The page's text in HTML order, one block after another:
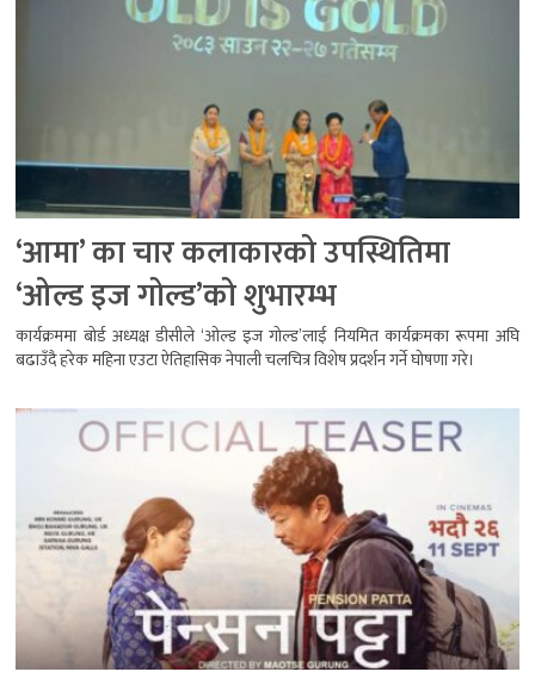
‘आमा’ का चार कलाकारको उपस्थितिमा
‘ओल्ड इज गोल्ड’को शुभारम्भ
कार्यक्रममा बोर्ड अध्यक्ष डीसीले ‘ओल्ड इज गोल्ड’लाई नियमित कार्यक्रमका रूपमा अघि
बढाउँदै हरेक महिना एउटा ऐतिहासिक नेपाली चलचित्र विशेष प्रदर्शन गर्ने घोषणा गरे।